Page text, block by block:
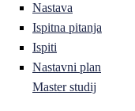
Nastava
Ispitna pitanja
Ispiti
Nastavni plan
Master studij